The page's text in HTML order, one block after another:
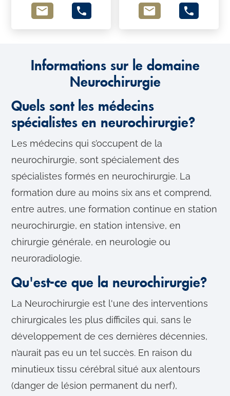
Informations sur le domaine
Neurochirurgie
Quels sont les médecins
spécialistes en neurochirurgie?
Les médecins qui s’occupent de la
neurochirurgie, sont spécialement des
spécialistes formés en neurochirurgie. La
formation dure au moins six ans et comprend,
entre autres, une formation continue en station
neurochirurgie, en station intensive, en
chirurgie générale, en neurologie ou
neuroradiologie.
Qu'est-ce que la neurochirurgie?
La Neurochirurgie est l'une des interventions
chirurgicales les plus difficiles qui, sans le
développement de ces dernières décennies,
n’aurait pas eu un tel succès. En raison du
minutieux tissu cérébral situé aux alentours
(danger de lésion permanent du nerf),